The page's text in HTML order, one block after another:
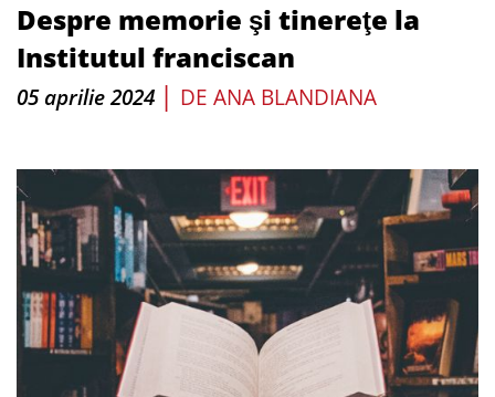
Despre memorie şi tinereţe la
Institutul franciscan
05 aprilie 2024 | DE ANA BLANDIANA